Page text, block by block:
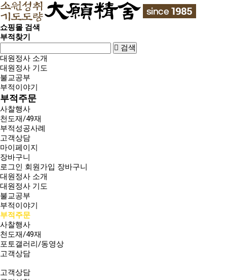
쇼핑몰 검색
부적찾기
검색
대원정사 소개
대원정사 기도
불교공부
부적이야기
부적주문
사찰행사
천도재/49재
부적성공사례
고객상담
마이페이지
장바구니
로그인 회원가입 장바구니
대원정사 소개
대원정사 기도
불교공부
부적이야기
부적주문
사찰행사
천도재/49재
포토갤러리/동영상
고객상담
고객상담